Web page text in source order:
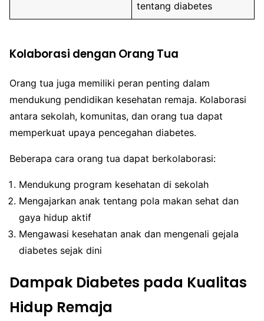
tentang diabetes
Kolaborasi dengan Orang Tua
Orang tua juga memiliki peran penting dalam
mendukung pendidikan kesehatan remaja. Kolaborasi
antara sekolah, komunitas, dan orang tua dapat
memperkuat upaya pencegahan diabetes.
Beberapa cara orang tua dapat berkolaborasi:
Mendukung program kesehatan di sekolah
Mengajarkan anak tentang pola makan sehat dan
gaya hidup aktif
Mengawasi kesehatan anak dan mengenali gejala
diabetes sejak dini
Dampak Diabetes pada Kualitas
Hidup Remaja